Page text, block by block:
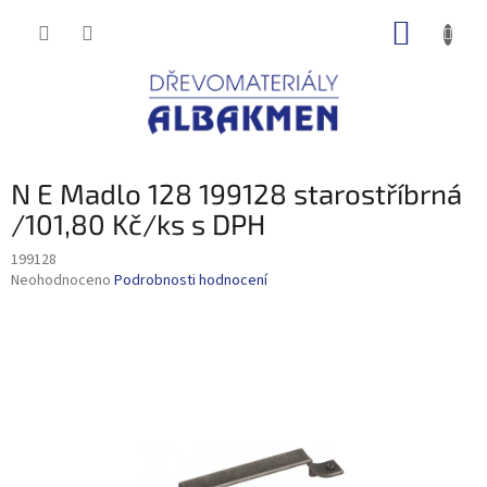
N E Madlo 128 199128 starostříbrná
/101,80 Kč/ks s DPH
199128
Průměrné
Neohodnoceno Podrobnosti hodnocení